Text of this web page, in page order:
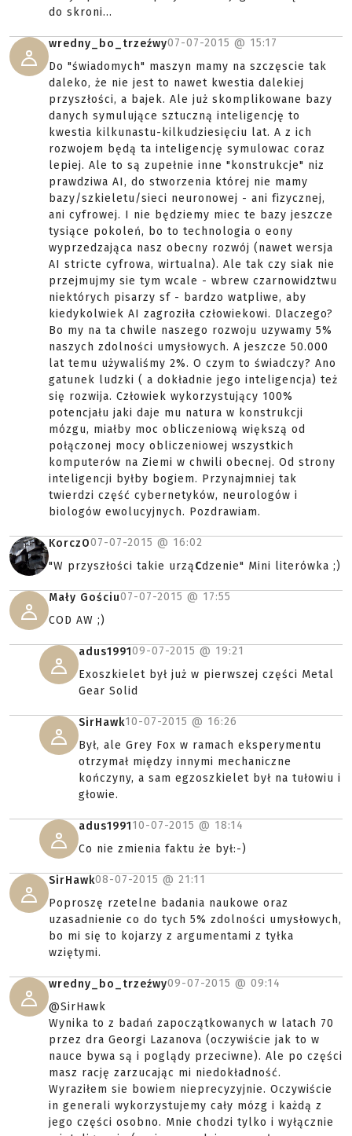
do skroni...
wredny_bo_trzeźwy07-07-2015 @ 15:17
Do "świadomych" maszyn mamy na szczęscie tak
daleko, że nie jest to nawet kwestia dalekiej
przyszłości, a bajek. Ale już skomplikowane bazy
danych symulujące sztuczną inteligencję to
kwestia kilkunastu-kilkudziesięciu lat. A z ich
rozwojem będą ta inteligencję symulowac coraz
lepiej. Ale to są zupełnie inne "konstrukcje" niz
prawdziwa AI, do stworzenia której nie mamy
bazy/szkieletu/sieci neuronowej - ani fizycznej,
ani cyfrowej. I nie będziemy miec te bazy jeszcze
tysiące pokoleń, bo to technologia o eony
wyprzedzająca nasz obecny rozwój (nawet wersja
AI stricte cyfrowa, wirtualna). Ale tak czy siak nie
przejmujmy sie tym wcale - wbrew czarnowidztwu
niektórych pisarzy sf - bardzo watpliwe, aby
kiedykolwiek AI zagroziła człowiekowi. Dlaczego?
Bo my na ta chwile naszego rozwoju uzywamy 5%
naszych zdolności umysłowych. A jeszcze 50.000
lat temu używaliśmy 2%. O czym to świadczy? Ano
gatunek ludzki ( a dokładnie jego inteligencja) też
się rozwija. Człowiek wykorzystujący 100%
potencjału jaki daje mu natura w konstrukcji
mózgu, miałby moc obliczeniową większą od
połączonej mocy obliczeniowej wszystkich
komputerów na Ziemi w chwili obecnej. Od strony
inteligencji byłby bogiem. Przynajmniej tak
twierdzi część cybernetyków, neurologów i
biologów ewolucyjnych. Pozdrawiam.
KorczO07-07-2015 @ 16:02
"W przyszłości takie urząCdzenie" Mini literówka ;)
Mały Gościu07-07-2015 @ 17:55
COD AW ;)
adus199109-07-2015 @ 19:21
Exoszkielet był już w pierwszej części Metal
Gear Solid
SirHawk10-07-2015 @ 16:26
Był, ale Grey Fox w ramach eksperymentu
otrzymał między innymi mechaniczne
kończyny, a sam egzoszkielet był na tułowiu i
głowie.
adus199110-07-2015 @ 18:14
Co nie zmienia faktu że był:-)
SirHawk08-07-2015 @ 21:11
Poproszę rzetelne badania naukowe oraz
uzasadnienie co do tych 5% zdolności umysłowych,
bo mi się to kojarzy z argumentami z tyłka
wziętymi.
wredny_bo_trzeźwy09-07-2015 @ 09:14
@SirHawk
Wynika to z badań zapoczątkowanych w latach 70
przez dra Georgi Lazanova (oczywiście jak to w
nauce bywa są i poglądy przeciwne). Ale po części
masz rację zarzucając mi niedokładność.
Wyraziłem sie bowiem nieprecyzyjnie. Oczywiście
in generali wykorzystujemy cały mózg i każdą z
jego części osobno. Mnie chodzi tylko i wyłącznie